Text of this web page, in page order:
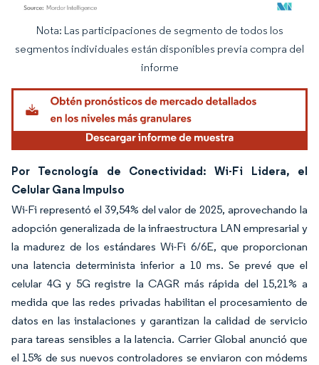
Imagen © Mordor Intelligence. El uso requiere atribución según CC BY 4.0.
Nota: Las participaciones de segmento de todos los
segmentos individuales están disponibles previa compra del
informe
Por Tecnología de Conectividad: Wi-Fi Lidera, el
Celular Gana Impulso
Wi-Fi representó el 39,54% del valor de 2025, aprovechando la
adopción generalizada de la infraestructura LAN empresarial y
la madurez de los estándares Wi-Fi 6/6E, que proporcionan
una latencia determinista inferior a 10 ms. Se prevé que el
celular 4G y 5G registre la CAGR más rápida del 15,21% a
medida que las redes privadas habilitan el procesamiento de
datos en las instalaciones y garantizan la calidad de servicio
para tareas sensibles a la latencia. Carrier Global anunció que
el 15% de sus nuevos controladores se enviaron con módems